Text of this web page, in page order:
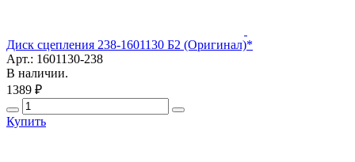
Диск сцепления 238-1601130 Б2 (Оригинал)*
Арт.: 1601130-238
В наличии.
1389 ₽
Купить